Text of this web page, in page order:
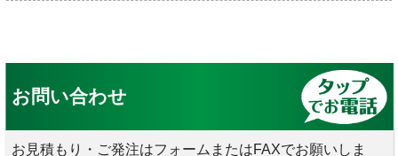
お問い合わせ
お見積もり・ご発注はフォームまたはFAXでお願いしま